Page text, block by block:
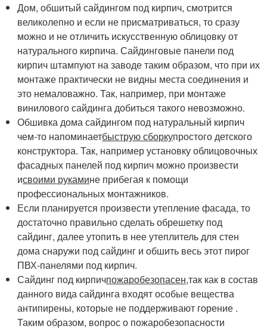
Дом, обшитый сайдингом под кирпич, смотрится
великолепно и если не присматриваться, то сразу
можно и не отличить искусственную облицовку от
натурального кирпича. Сайдинговые панели под
кирпич штампуют на заводе таким образом, что при их
монтаже практически не видны места соединения и
это немаловажно. Так, например, при монтаже
винилового сайдинга добиться такого невозможно.
Обшивка дома сайдингом под натуральный кирпич
чем-то напоминаетбыструю сборкупростого детского
конструктора. Так, например установку облицовочных
фасадных панелей под кирпич можно произвести
исвоими рукамине прибегая к помощи
профессиональных монтажников.
Если планируется произвести утепление фасада, то
достаточно правильно сделать обрешетку под
сайдинг, далее утопить в нее утеплитель для стен
дома снаружи под сайдинг и обшить весь этот пирог
ПВХ-панелями под кирпич.
Сайдинг под кирпичпожаробезопасен,так как в состав
данного вида сайдинга входят особые вещества
антипирены, которые не поддерживают горение .
Таким образом, вопрос о пожаробезопасности